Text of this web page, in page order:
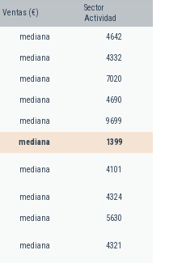
Ventas (€)
Sector
Actividad
mediana 4642
mediana 4332
mediana 7020
mediana 4690
mediana 9699
mediana 1399
mediana 4101
mediana 4324
mediana 5630
mediana 4321